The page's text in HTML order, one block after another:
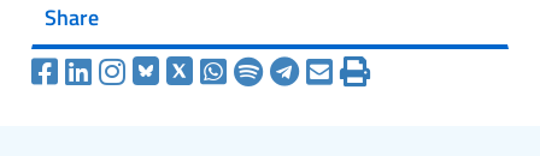
Share